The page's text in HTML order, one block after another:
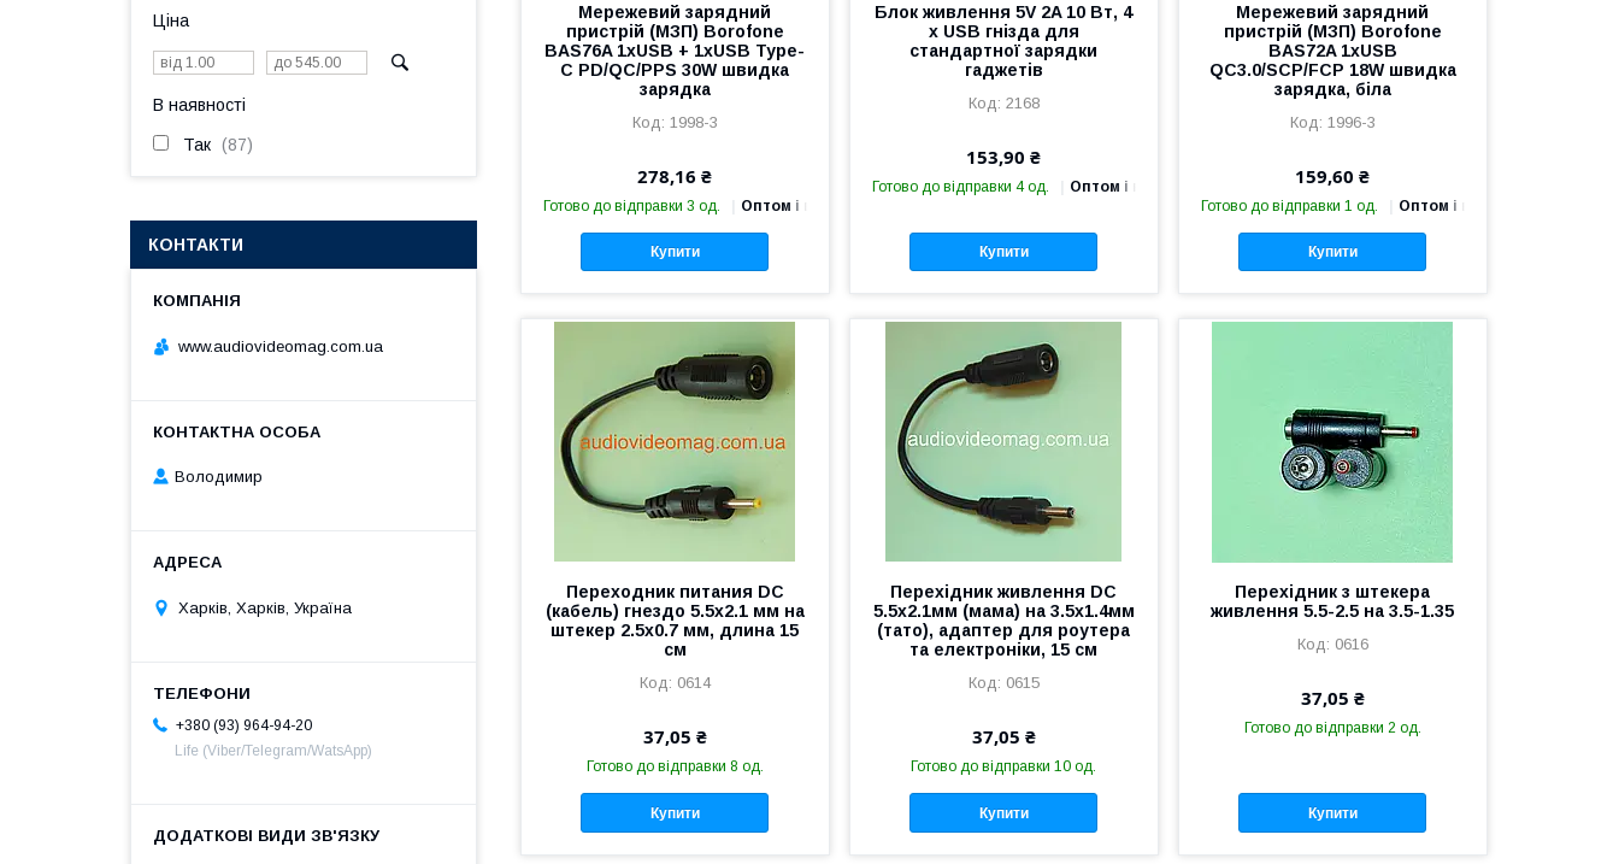
Мережевий зарядний
пристрій (МЗП) Borofone
BAS76A 1хUSB + 1хUSB Type-
C PD/QC/PPS 30W швидка
зарядка
1998-3
278,16 ₴
Готово до відправки 3 од. Оптом і в роздріб
Купити
Блок живлення 5V 2A 10 Вт, 4
х USB гнізда для
стандартної зарядки
гаджетів
2168
153,90 ₴
Готово до відправки 4 од. Оптом і в роздріб
Купити
Мережевий зарядний
пристрій (МЗП) Borofone
BAS72A 1хUSB
QC3.0/SCP/FCP 18W швидка
зарядка, біла
1996-3
159,60 ₴
Готово до відправки 1 од. Оптом і в роздріб
Купити
Переходник питания DC
(кабель) гнездо 5.5x2.1 мм на
штекер 2.5x0.7 мм, длина 15
см
0614
37,05 ₴
Готово до відправки 8 од.
Купити
Перехідник живлення DC
5.5x2.1мм (мама) на 3.5x1.4мм
(тато), адаптер для роутера
та електроніки, 15 см
0615
37,05 ₴
Готово до відправки 10 од.
Купити
Перехідник з штекера
живлення 5.5-2.5 на 3.5-1.35
0616
37,05 ₴
Готово до відправки 2 од.
Купити
Ціна
В наявності
Так 87
КОНТАКТИ
www.audiovideomag.com.ua
Володимир
Харків, Харків, Україна
+380 (93) 964-94-20
Life (Viber/Telegram/WatsApp)